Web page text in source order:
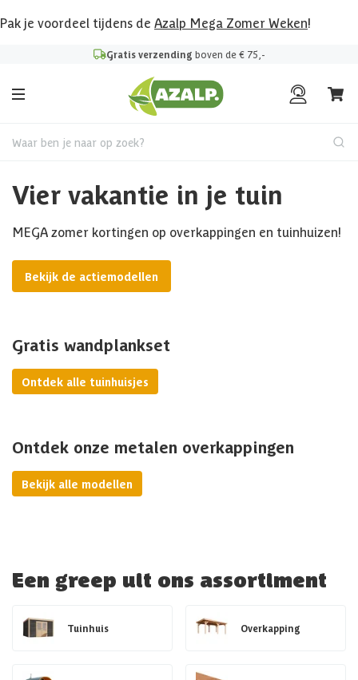
Pak je voordeel tijdens de Azalp Mega Zomer Weken!
Gratis verzending boven de € 75,-
Waar ben je naar op zoek?
Vier vakantie in je tuin
MEGA zomer kortingen op overkappingen en tuinhuizen!
Bekijk de actiemodellen
Gratis wandplankset
Ontdek alle tuinhuisjes
Ontdek onze metalen overkappingen
Bekijk alle modellen
Een greep uit ons assortiment
Tuinhuis Overkapping